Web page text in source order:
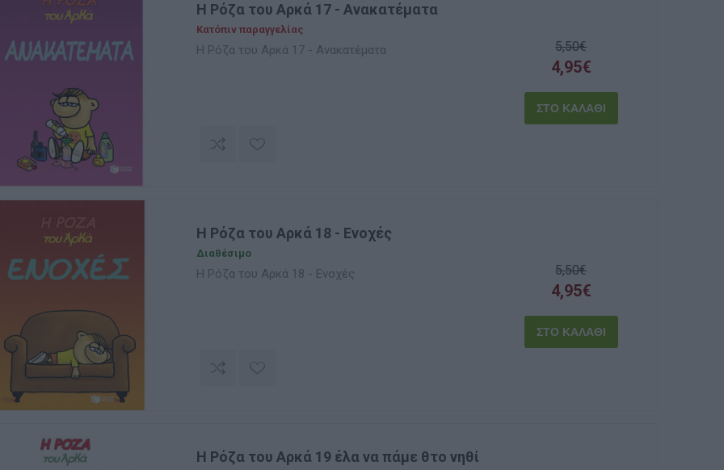
Η Ρόζα του Αρκά 17 - Ανακατέματα
Κατόπιν παραγγελίας
Η Ρόζα του Αρκά 17 - Ανακατέματα 5,50€
4,95€
Η Ρόζα του Αρκά 18 - Ενοχές
Διαθέσιμο
Η Ρόζα του Αρκά 18 - Ενοχές 5,50€
4,95€
Η Ρόζα του Αρκά 19 έλα να πάμε θτο νηθί